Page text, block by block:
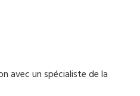
avec un spécialiste de la